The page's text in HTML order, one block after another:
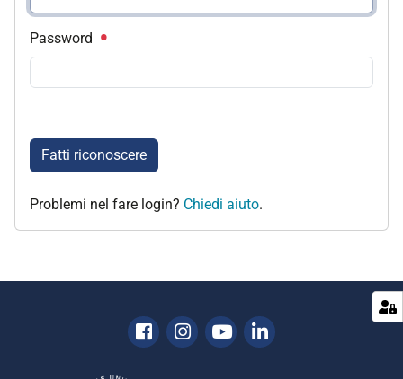
Password
Fatti riconoscere
Problemi nel fare login? Chiedi aiuto.
Facebook
Instagram
YoutubeLinkedin